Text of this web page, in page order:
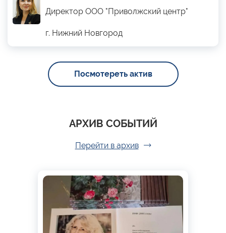
Директор ООО "Приволжский центр"
г. Нижний Новгород
Посмотереть актив
АРХИВ СОБЫТИЙ
Перейти в архив